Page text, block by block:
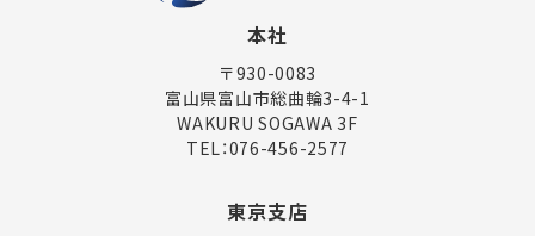
本社
〒930-0083
富山県富山市総曲輪3-4-1
WAKURU SOGAWA 3F
TEL：076-456-2577
東京支店